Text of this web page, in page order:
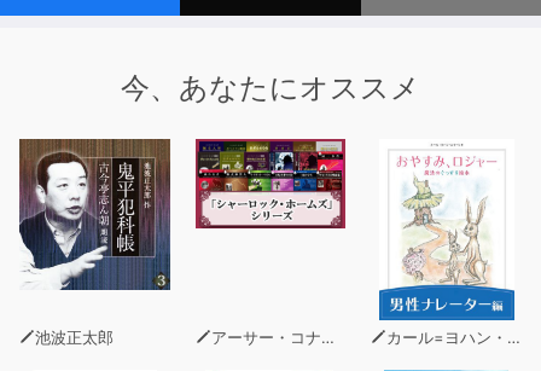
コンビニ王者の進攻/ローソン電撃離脱の衝撃/牛丼、家
電…決死の交渉/Ｔポイントを救ったファミマ
第四章 ポイント前夜
NECから超異例の転身/衛星放送参入の大博打/次代の寵児
たちの因縁
今、あなたにオススメ
池波正太郎 アーサー・コナン・ドイル カール=ヨハン・エリーン